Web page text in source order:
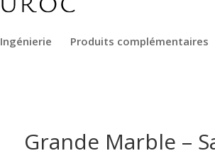
Ingénierie Produits complémentaires
Grande Marble –